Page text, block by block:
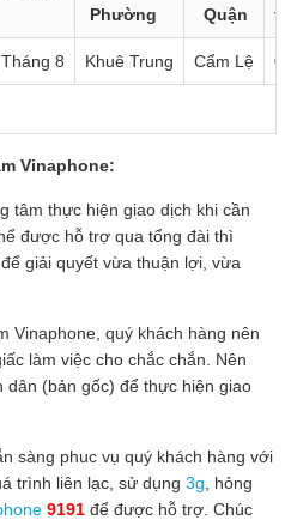
Phường
Quận
8 Khuê Trung Cẩm Lệ
Vinaphone:
tâm thực hiện giao dịch khi cần
được hỗ trợ qua tổng đài thì
giải quyết vừa thuận lợi, vừa
Vinaphone, quý khách hàng nên
làm việc cho chắc chắn. Nên
dân (bản gốc) để thực hiện giao
sàng phuc vụ quý khách hàng với
trình liên lạc, sử dụng 3g , hỏng
9191 để được hỗ trợ. Chúc